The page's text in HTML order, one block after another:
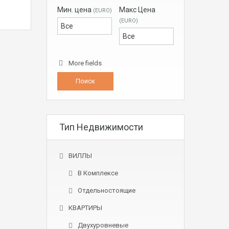
Мин. цена (EURO) Макс Цена
(EURO)
More fields
Тип Недвижимости
ВИЛЛЫ
В Комплексе
Отдельностоящие
КВАРТИРЫ
Двухуровневые